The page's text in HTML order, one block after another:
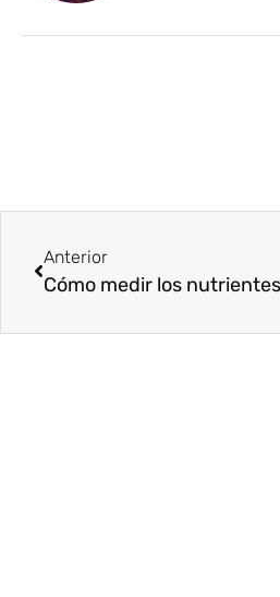
Anterior
Cómo medir los